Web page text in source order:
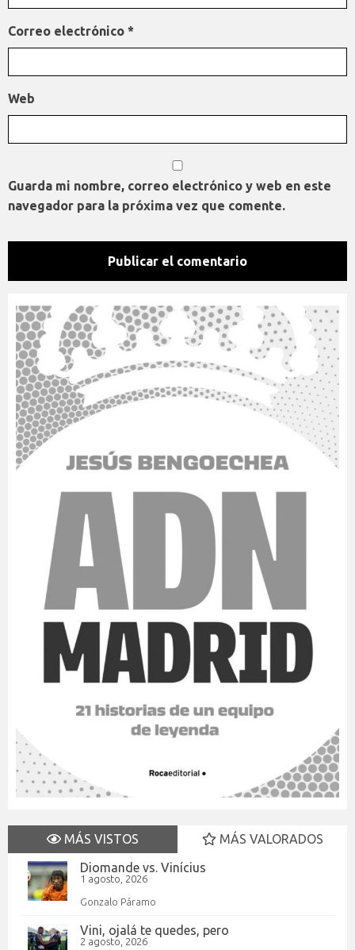
Correo electrónico *
Web
Guarda mi nombre, correo electrónico y web en este
navegador para la próxima vez que comente.
MÁS VISTOS
MÁS VALORADOS
Diomande vs. Vinícius
1 agosto, 2026
Gonzalo Páramo
Vini, ojalá te quedes, pero
2 agosto, 2026